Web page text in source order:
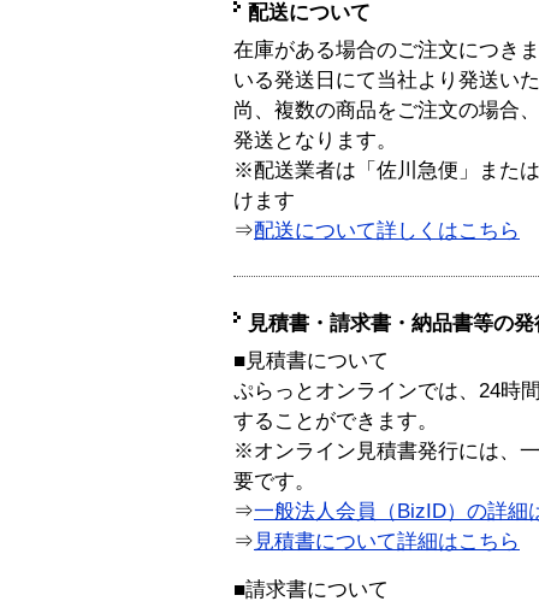
配送について
在庫がある場合のご注文につき
いる発送日にて当社より発送い
尚、複数の商品をご注文の場合
発送となります。
※配送業者は「佐川急便」また
けます
⇒配送について詳しくはこちら
見積書・請求書・納品書等の
■見積書について
ぷらっとオンラインでは、24時
することができます。
※オンライン見積書発行には、
要です。
⇒一般法人会員（BizID）の詳細
⇒ 見積書について詳細はこちら
■請求書について